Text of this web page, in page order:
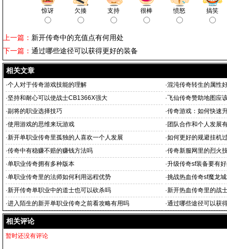
惊讶 欠揍 支持 很棒 愤怒 搞笑
上一篇： 新开传奇中的充值点有何用处
下一篇： 通过哪些途径可以获得更好的装备
相关文章
·个人对于传奇游戏技能的理解 ·混沌传奇转生的属性
·坚持和耐心可以使战士CB1366X强大 ·飞仙传奇赞助地图应
·副将的职业选择技巧 ·传奇游戏：如何快速
·使用游戏的思维来玩游戏 · 团队合作和个人发展
·新开单职业传奇里孤独的人喜欢一个人发展 ·如何更好的规避挂机
·传奇中有稳赚不赔的赚钱方法吗 ·传奇新服网里的烈火
·单职业传奇拥有多种版本 ·升级传奇sf装备要有
·单职业传奇里的法师如何利用远程优势 ·挑战热血传奇sf魔龙
·新开传奇单职业中的道士也可以砍杀吗 ·新开热血传奇里的战
·进入陌生的新开单职业传奇之前看攻略有用吗 ·通过哪些途径可以获
相关评论
暂时还没有评论